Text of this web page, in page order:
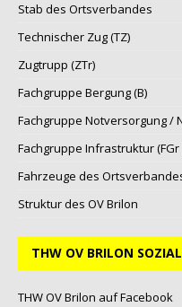
Stab des Ortsverbandes
Technischer Zug (TZ)
Zugtrupp (ZTr)
Fachgruppe Bergung (B)
Fachgruppe Notversorgung /
Fachgruppe Infrastruktur (FGr
Fahrzeuge des
Struktur des OV Brilon
THW OV BRILON
THW OV Brilon auf Facebook